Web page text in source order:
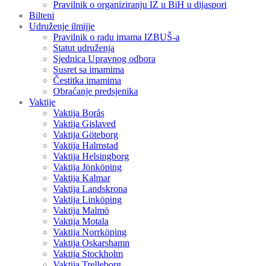
Pravilnik o organiziranju IZ u BiH u dijaspori
Bilteni
Udruženje ilmijje
Pravilnik o radu imama IZBUŠ-a
Statut udruženja
Sjednica Upravnog odbora
Susret sa imamima
Čestitka imamima
Obraćanje predsjenika
Vaktije
Vaktija Borås
Vaktija Gislaved
Vaktija Göteborg
Vaktija Halmstad
Vaktija Helsingborg
Vaktija Jönköping
Vaktija Kalmar
Vaktija Landskrona
Vaktija Linköping
Vaktija Malmö
Vaktija Motala
Vaktija Norrköping
Vaktija Oskarshamn
Vaktija Stockholm